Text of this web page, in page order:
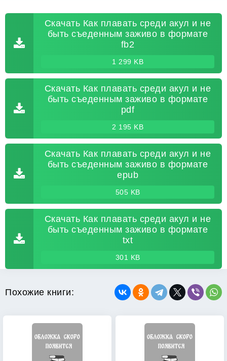
Скачать Как плавать среди акул и не
быть съеденным заживо в формате
fb2
1 299 KB
Скачать Как плавать среди акул и не
быть съеденным заживо в формате
pdf
2 195 KB
Скачать Как плавать среди акул и не
быть съеденным заживо в формате
epub
505 KB
Скачать Как плавать среди акул и не
быть съеденным заживо в формате
txt
301 KB
Похожие книги: